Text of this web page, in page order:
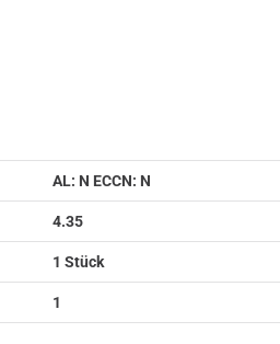
AL: N ECCN: N
4.35
1 Stück
1